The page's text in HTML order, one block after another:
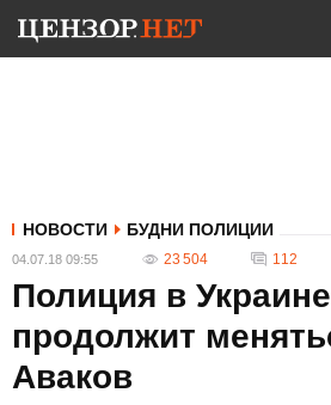
НОВОСТИ БУДНИ ПОЛИЦИИ
04.07.18 09:55 23 504 112
Полиция в Украине
продолжит
Аваков